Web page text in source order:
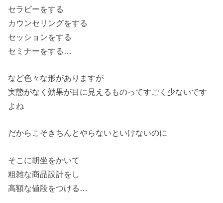
セラピーをする
カウンセリングをする
セッションをする
セミナーをする…
など色々な形がありますが
実態がなく効果が目に見えるものってすごく少ないです
よね
だからこそきちんとやらないといけないのに
そこに胡坐をかいて
粗雑な商品設計をし
高額な値段をつける…